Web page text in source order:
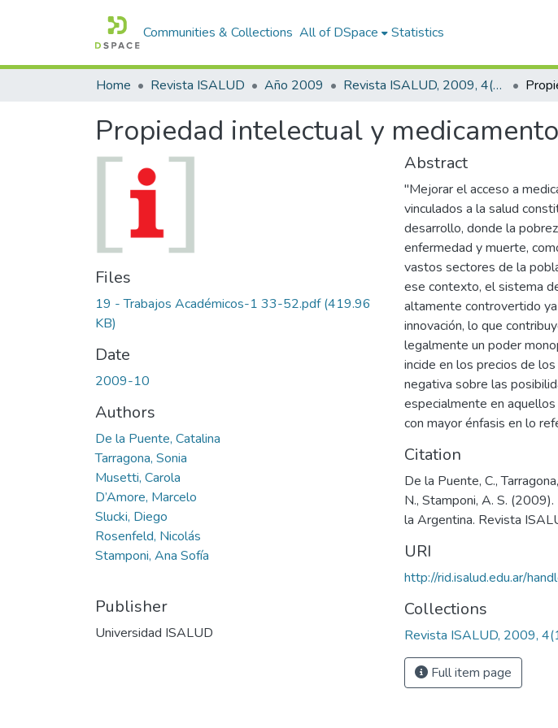
Communities & Collections All of DSpace Statistics
Home Revista ISALUD Año 2009 Revista ISALUD, 2009, 4(19)
Propiedad intelectual y
Files
19 - Trabajos Académicos-1 33-52.pdf(419.96
KB)
Date
2009-10
Authors
De la Puente, Catalina
Tarragona, Sonia
Musetti, Carola
D’Amore, Marcelo
Slucki, Diego
Rosenfeld, Nicolás
Stamponi, Ana Sofía
Publisher
Universidad ISALUD
Abstract
"Mejorar el acceso a
vinculados a la salud
desarrollo, donde la
enfermedad y muerte,
vastos sectores de la
ese contexto, el sistema
altamente controvertido
innovación, lo que
legalmente un poder
incide en los precios de
negativa sobre las
especialmente en
con mayor énfasis en lo
Citation
De la Puente, C.,
N., Stamponi, A. S.
la Argentina. Revista
URI
http://rid.isalud.edu.ar/
Collections
Revista ISALUD, 2009,
Full item page